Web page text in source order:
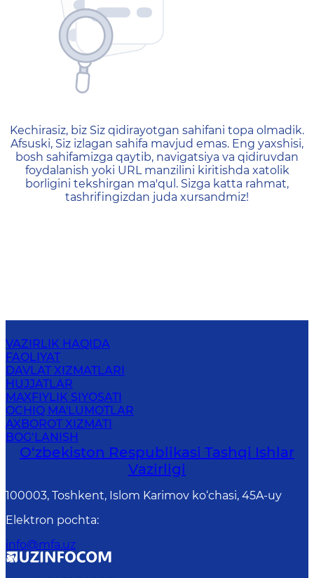
404 — Страница не
Kechirasiz, biz Siz qidirayotgan sahifani topa olmadik.
Afsuski, Siz izlagan sahifa mavjud emas. Eng yaxshisi,
bosh sahifamizga qaytib, navigatsiya va qidiruvdan
foydalanish yoki URL manzilini kiritishda xatolik
borligini tekshirgan ma'qul. Sizga katta rahmat,
tashrifingizdan juda xursandmiz!
VAZIRLIK HAQIDA
FAOLIYAT
DAVLAT XIZMATLARI
HUJJATLAR
MAXFIYLIK SIYOSATI
OCHIQ MA'LUMOTLAR
AXBOROT XIZMATI
BOG‘LANISH
O‘zbеkistоn Rеspublikаsi Tashqi Ishlаr
Vаzirligi
100003, Toshkent, Islom Karimov ko‘chasi, 45A-uy
Elektron pochta:
info@mfa.uz